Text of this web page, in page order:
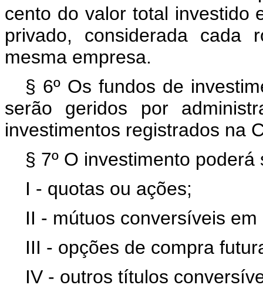
cento do valor total investido
privado, considerada cada
mesma empresa.
§ 6º Os fundos de
serão geridos por
investimentos registrados na
§ 7º O investimento
I - quotas ou ações;
II - mútuos conversíveis
III - opções de compra
IV - outros títulos